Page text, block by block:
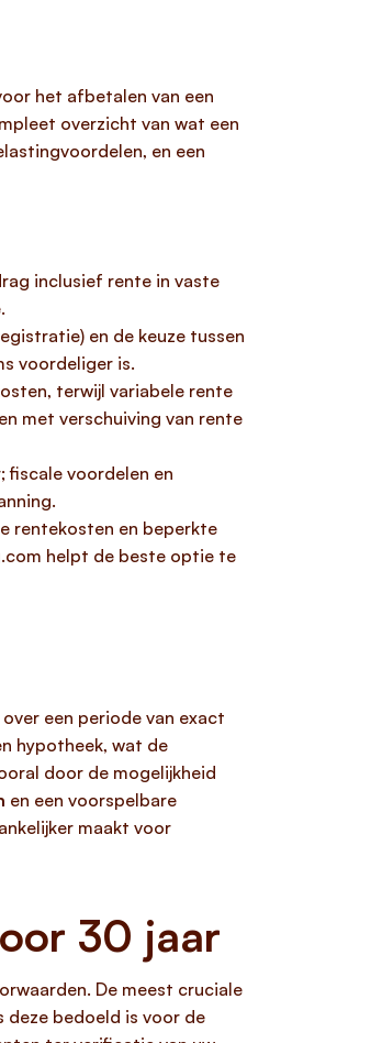
het afbetalen van een
overzicht van wat een
en een
inclusief rente in vaste
en de keuze tussen
voordeliger is.
terwijl variabele rente
met verschuiving van rente
voordelen en
rentekosten en beperkte
helpt de beste optie te
een periode van exact
hypotheek, wat de
door de mogelijkheid
en een voorspelbare
maakt voor
30 jaar
De meest cruciale
deze bedoeld is voor de